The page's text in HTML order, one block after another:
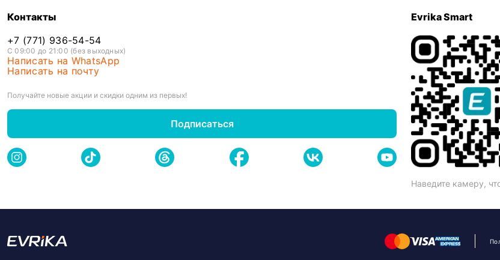
Контакты
+7 (771) 936-54-54
С 09:00 до 21:00 (без выходных)
Написать на WhatsApp
Написать на почту
Получайте новые акции и скидки одним из первых!
Подписаться
Evrika Smart
Наведите камеру,